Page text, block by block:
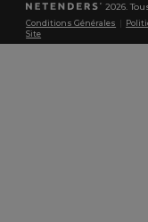
2026.
Conditions Générales
Site